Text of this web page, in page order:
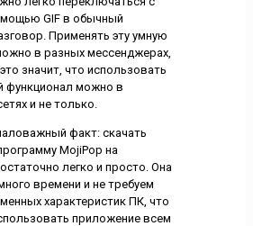
GIF в обычный
Применять эту умную
в разных мессенджерах,
значит, что использовать
функционал можно в
и не только.
факт: скачать
MojiPop на
легко и просто. Она
времени и не требуем
характеристик ПК, что
приложение всем